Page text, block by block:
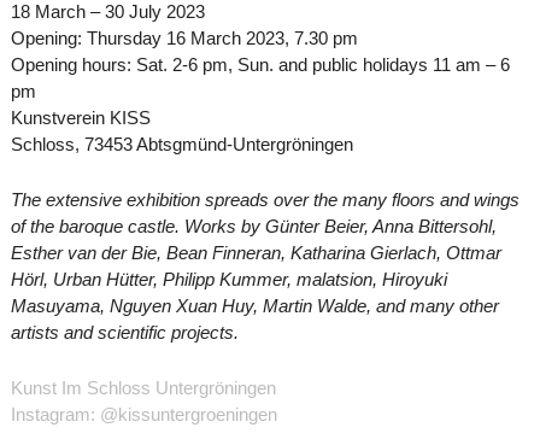
18 March – 30 July 2023
Opening: Thursday 16 March 2023, 7.30 pm
Opening hours: Sat. 2-6 pm, Sun. and public holidays 11 am – 6
pm
Kunstverein KISS
Schloss, 73453 Abtsgmünd-Untergröningen
The extensive exhibition spreads over the many floors and wings
of the baroque castle. Works by Günter Beier, Anna Bittersohl,
Esther van der Bie, Bean Finneran, Katharina Gierlach, Ottmar
Hörl, Urban Hütter, Philipp Kummer, malatsion, Hiroyuki
Masuyama, Nguyen Xuan Huy, Martin Walde, and many other
artists and scientific projects.
Kunst Im Schloss Untergröningen
Instagram: @kissuntergroeningen